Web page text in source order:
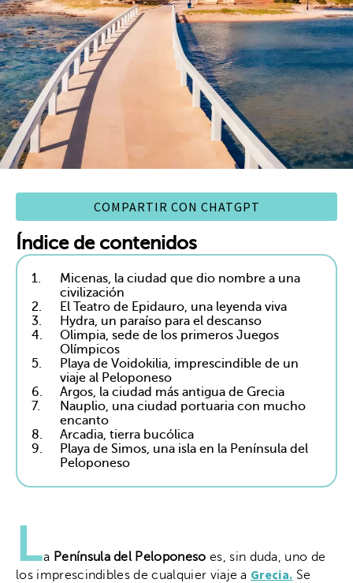
COMPARTIR CON CHATGPT
Índice de contenidos
1.
Micenas, la ciudad que dio nombre a una
civilización
2.
El Teatro de Epidauro, una leyenda viva
3.
Hydra, un paraíso para el descanso
4.
Olimpia, sede de los primeros Juegos
Olímpicos
5.
Playa de Voidokilia, imprescindible de un
viaje al Peloponeso
6.
Argos, la ciudad más antigua de Grecia
7.
Nauplio, una ciudad portuaria con mucho
encanto
8.
Arcadia, tierra bucólica
9.
Playa de Simos, una isla en la Península del
Peloponeso
La Península del Peloponeso es, sin duda, uno de
los imprescindibles de cualquier viaje a Grecia. Se